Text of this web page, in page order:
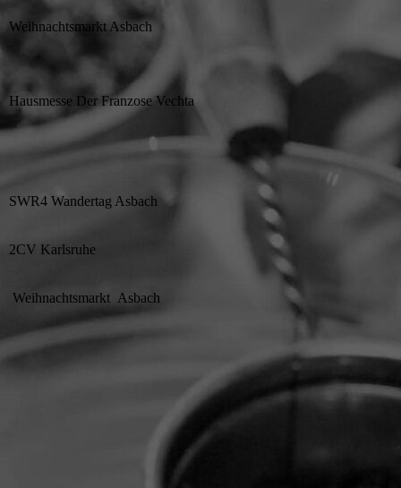
Weihnachtsmarkt Asbach
Hausmesse Der Franzose Vechta
SWR4 Wandertag Asbach
2CV Karlsruhe
Weihnachtsmarkt Asbach